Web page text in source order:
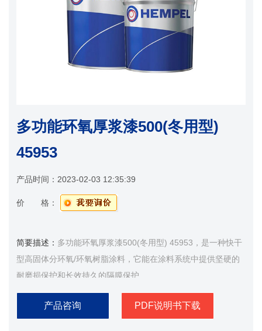
多功能环氧厚浆漆500(冬用型)
45953
产品时间： 2023-02-03 12:35:39
价 格：
简要描述： 多功能环氧厚浆漆500(冬用型) 45953，是一种快干
型高固体分环氧/环氧树脂涂料，它能在涂料系统中提供坚硬的
耐磨损保护和长效持久的隔膜保护
产品咨询 PDF说明书下载